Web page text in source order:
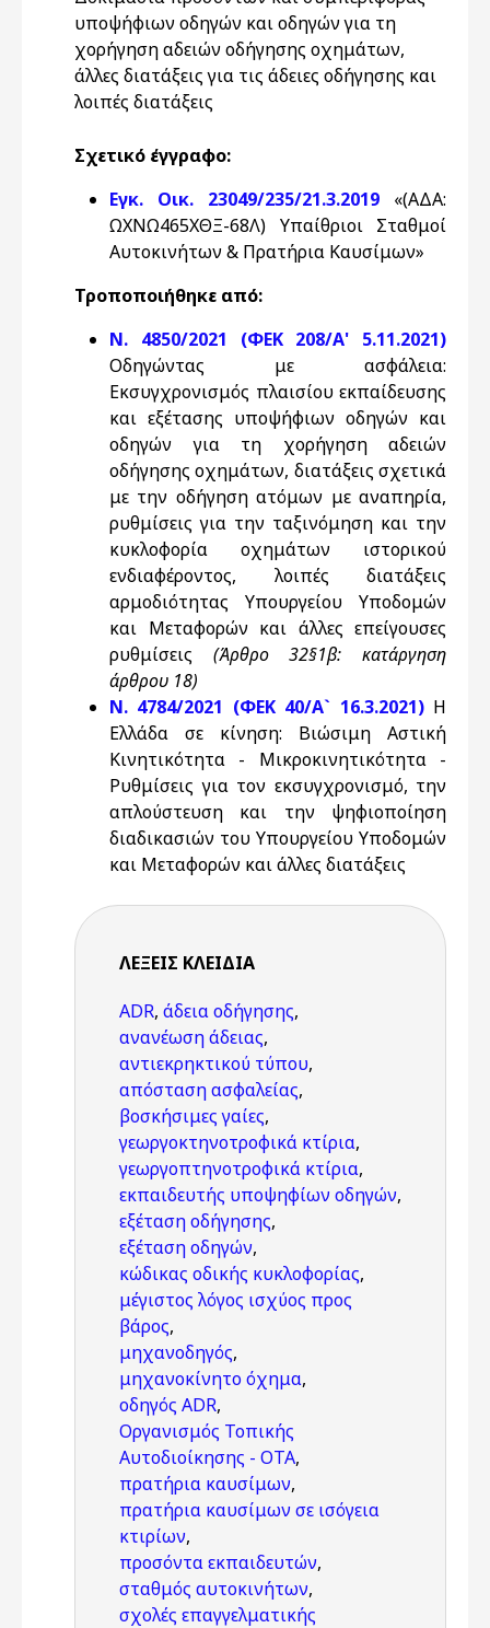
υποψήφιων οδηγών και οδηγών για τη
χορήγηση αδειών οδήγησης οχημάτων,
άλλες διατάξεις για τις άδειες οδήγησης και
λοιπές διατάξεις
Σχετικό έγγραφο:
Εγκ. Οικ. 23049/235/21.3.2019 «(ΑΔΑ:
ΩΧΝΩ465ΧΘΞ-68Λ) Υπαίθριοι Σταθμοί
Αυτοκινήτων & Πρατήρια Καυσίμων»
Τροποποιήθηκε από:
Ν. 4850/2021 (ΦΕΚ 208/Α' 5.11.2021)
Οδηγώντας με ασφάλεια:
Εκσυγχρονισμός πλαισίου εκπαίδευσης
και εξέτασης υποψήφιων οδηγών και
οδηγών για τη χορήγηση αδειών
οδήγησης οχημάτων, διατάξεις σχετικά
με την οδήγηση ατόμων με αναπηρία,
ρυθμίσεις για την ταξινόμηση και την
κυκλοφορία οχημάτων ιστορικού
ενδιαφέροντος, λοιπές διατάξεις
αρμοδιότητας Υπουργείου Υποδομών
και Μεταφορών και άλλες επείγουσες
ρυθμίσεις (Άρθρο 32§1β: κατάργηση
άρθρου 18)
Ν. 4784/2021 (ΦΕΚ 40/Α` 16.3.2021) Η
Ελλάδα σε κίνηση: Βιώσιμη Αστική
Κινητικότητα - Μικροκινητικότητα -
Ρυθμίσεις για τον εκσυγχρονισμό, την
απλούστευση και την ψηφιοποίηση
διαδικασιών του Υπουργείου Υποδομών
και Μεταφορών και άλλες διατάξεις
ΛΈΞΕΙΣ KΛΕΙΔΙΆ
ADR, άδεια οδήγησης,
ανανέωση άδειας,
αντιεκρηκτικού τύπου,
απόσταση ασφαλείας,
βοσκήσιμες γαίες,
γεωργοκτηνοτροφικά κτίρια,
γεωργοπτηνοτροφικά κτίρια,
εκπαιδευτής υποψηφίων οδηγών,
εξέταση οδήγησης,
εξέταση οδηγών,
κώδικας οδικής κυκλοφορίας,
μέγιστος λόγος ισχύος προς
βάρος,
μηχανοδηγός,
μηχανοκίνητο όχημα,
οδηγός ADR,
Οργανισμός Τοπικής
Αυτοδιοίκησης - ΟΤΑ,
πρατήρια καυσίμων,
πρατήρια καυσίμων σε ισόγεια
κτιρίων,
προσόντα εκπαιδευτών,
σταθμός αυτοκινήτων,
σχολές επαγγελματικής